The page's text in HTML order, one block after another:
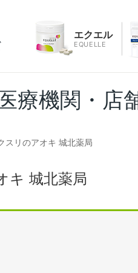
エクエル
EQUELLE
療機関・店
スリのアオキ 城北薬局
キ 城北薬局